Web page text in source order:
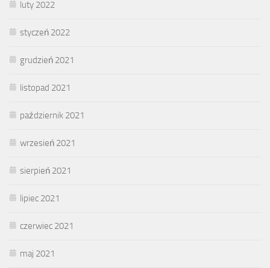
luty 2022
styczeń 2022
grudzień 2021
listopad 2021
październik 2021
wrzesień 2021
sierpień 2021
lipiec 2021
czerwiec 2021
maj 2021